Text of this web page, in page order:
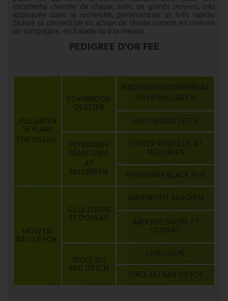
excellente chienne de chasse, avec de grands moyens, très
appliquée dans la recherche, perseverante et très rapide.
J'adore sa connection en action de chasse comme en chienne
de compagnie, en balade ou à la maison.
PEDIGREE D'OR FEE
MILLGREEN
SKYLARK
FOR OSSAU
ECHOBROOK
DEXSTER
BIRDSGREENSTORMBREAK
OVER MILLGREEN
SHOT WOOD LETTIE
PEPSANNER
FRANCONIA
AT
MILLGREEN
SOUTER ROMULUS AT
MILLGREEN
PEPSANNER BLACK FIVE
MOW DU
RAU D'ESCH
GILLE D'ASPE
ET D'OSSAU
GREENFOOT BRACKEN
ARDENTE D'ASPE ET
D'OSSAU
IDOLE DU
RAU D'ESCH
CHAUSSON
CIRCE DU RAU D'ESCH